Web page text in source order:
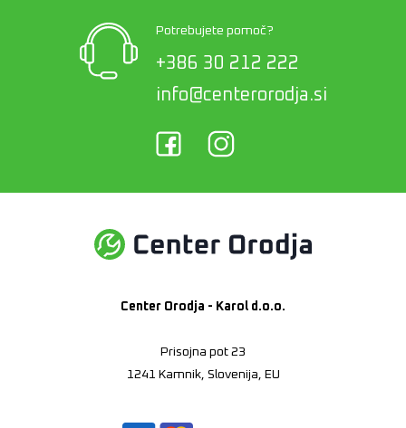
Potrebujete pomoč?
+386 30 212 222
info@centerorodja.si
Center Orodja - Karol d.o.o.
Prisojna pot 23
1241 Kamnik, Slovenija, EU